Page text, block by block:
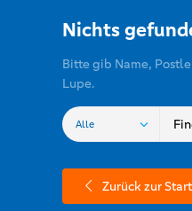
Nichts
Bitte gib Name,
Lupe.
Zurück zur